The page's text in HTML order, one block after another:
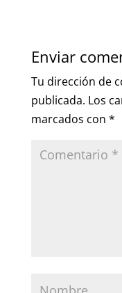
Enviar
Tu dirección de
publicada. Los
marcados con *